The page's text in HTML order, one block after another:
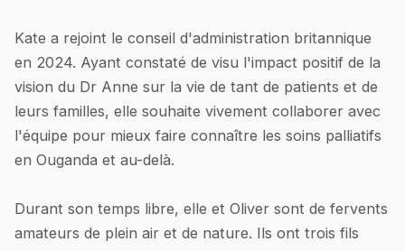
Kate a rejoint le conseil d'administration britannique
en 2024. Ayant constaté de visu l'impact positif de la
vision du Dr Anne sur la vie de tant de patients et de
leurs familles, elle souhaite vivement collaborer avec
l'équipe pour mieux faire connaître les soins palliatifs
en Ouganda et au-delà.
Durant son temps libre, elle et Oliver sont de fervents
amateurs de plein air et de nature. Ils ont trois fils